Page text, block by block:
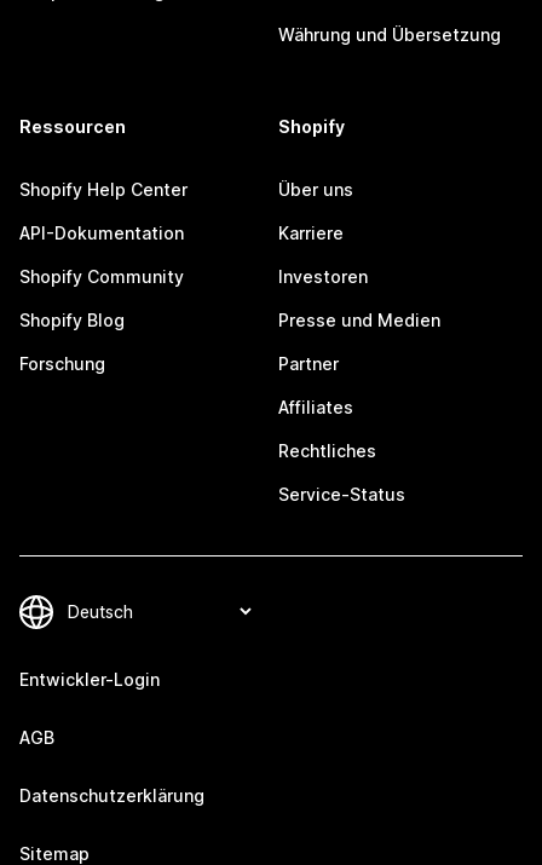
Währung und Übersetzung
Ressourcen
Shopify Help Center
API-Dokumentation
Shopify Community
Shopify Blog
Forschung
Shopify
Über uns
Karriere
Investoren
Presse und Medien
Partner
Affiliates
Rechtliches
Service-Status
Entwickler-Login
AGB
Datenschutzerklärung
Sitemap